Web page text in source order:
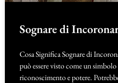
Sognare di
Cosa Significa Sognare di
può essere visto come un simbolo
riconoscimento e potere.